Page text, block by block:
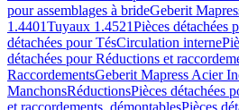
pour assemblages à brideGeberit
1.4401Tuyaux 1.4521Pièces détachées
détachées pour TésCirculation interne
détachées pour Réductions et
RaccordementsGeberit Mapress Acier
ManchonsRéductionsPièces détachées
et raccordements, démontablesPièces